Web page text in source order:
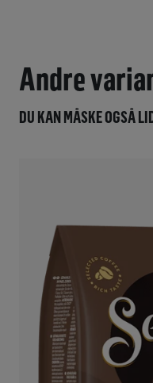
Andre
DU KAN MÅSKE OGSÅ